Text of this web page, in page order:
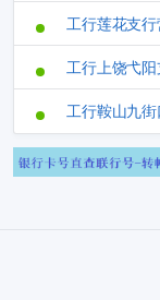
工行莲花支
工行上饶弋
工行鞍山九